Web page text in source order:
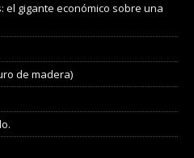
el gigante económico sobre una
de madera)